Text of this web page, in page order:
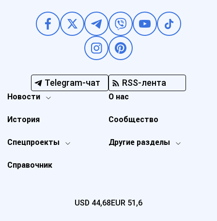
Telegram-чат RSS-лента
Новости
Спецпроекты Другие разделы
История
О нас
Справочник
Сообщество
USD 44,68EUR 51,6